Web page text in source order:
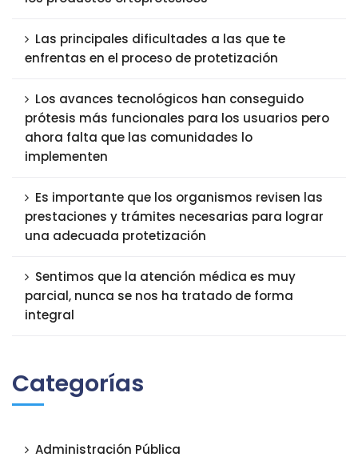
Las principales dificultades a las que te
enfrentas en el proceso de protetización
Los avances tecnológicos han conseguido
prótesis más funcionales para los usuarios pero
ahora falta que las comunidades lo
implementen
Es importante que los organismos revisen las
prestaciones y trámites necesarias para lograr
una adecuada protetización
Sentimos que la atención médica es muy
parcial, nunca se nos ha tratado de forma
integral
Categorías
Administración Pública